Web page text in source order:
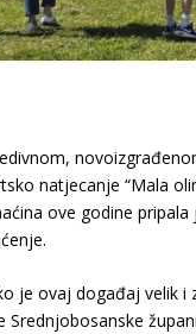
natjecanje “Mala
ove godine
je ovaj događaj velik i
Srednjobosanske